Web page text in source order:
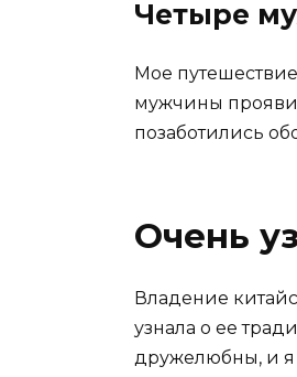
Четыре
Мое
мужчины
позаботились
Очень
Владение
узнала о ее
дружелюбны, и я